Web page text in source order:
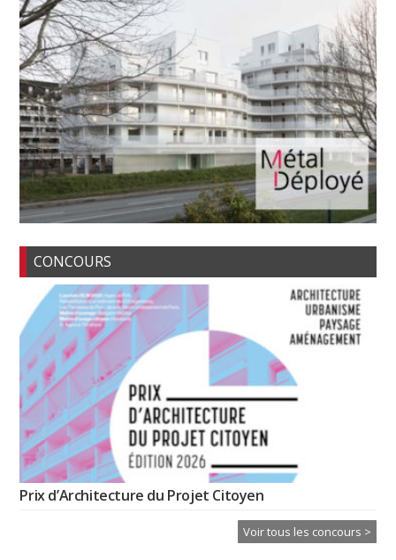
CONCOURS
Prix d’Architecture du Projet Citoyen
Voir tous les concours >